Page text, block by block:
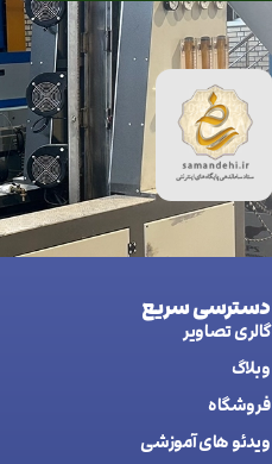
دسترسی سریع
گالری تصاویر
وبلاگ
فروشگاه
ويدئو های آموزشی